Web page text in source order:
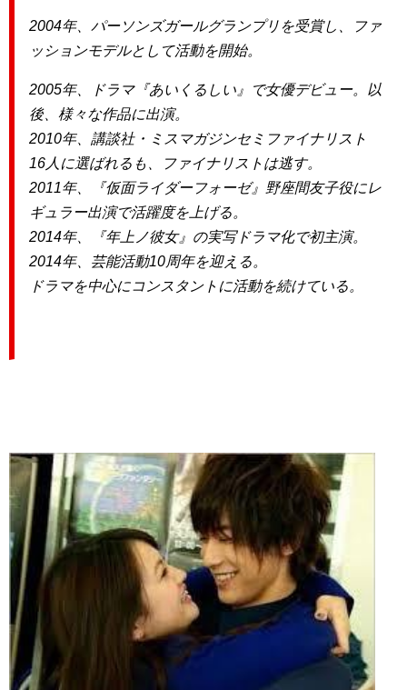
2004年、パーソンズガールグランプリを受賞し、ファ
ッションモデルとして活動を開始。
2005年、ドラマ『あいくるしい』で女優デビュー。以
後、様々な作品に出演。
2010年、講談社・ミスマガジンセミファイナリスト
16人に選ばれるも、ファイナリストは逃す。
2011年、『仮面ライダーフォーゼ』野座間友子役にレ
ギュラー出演で活躍度を上げる。
2014年、『年上ノ彼女』の実写ドラマ化で初主演。
2014年、芸能活動10周年を迎える。
ドラマを中心にコンスタントに活動を続けている。